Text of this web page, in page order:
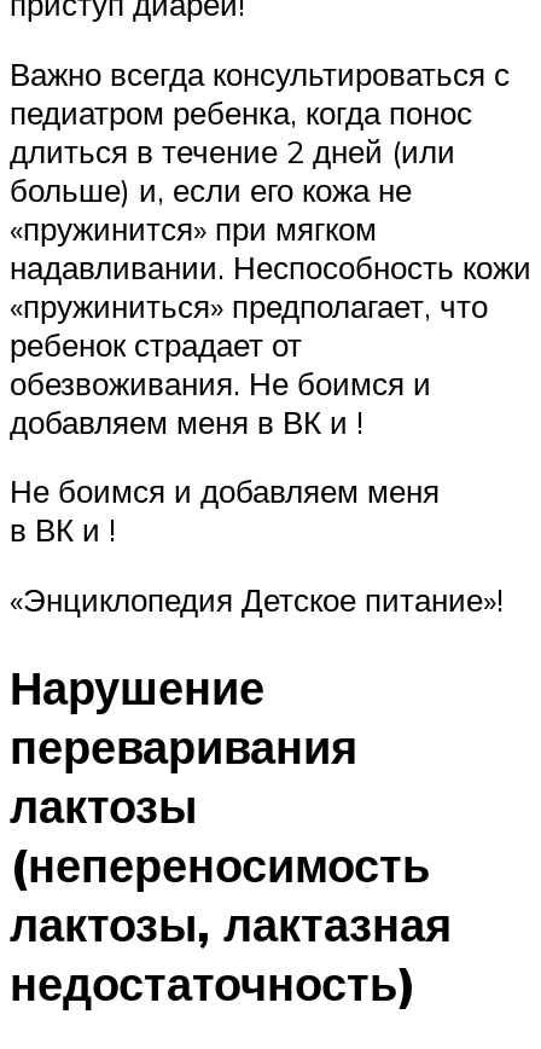
Важно всегда консультироваться с
педиатром ребенка, когда понос
длиться в течение 2 дней (или
больше) и, если его кожа не
«пружинится» при мягком
надавливании. Неспособность кожи
«пружиниться» предполагает, что
ребенок страдает от
обезвоживания. Не боимся и
добавляем меня в ВК и !
Не боимся и добавляем меня
в ВК и !
«Энциклопедия Детское питание»!
Нарушение
переваривания
лактозы
(непереносимость
лактозы, лактазная
недостаточность)